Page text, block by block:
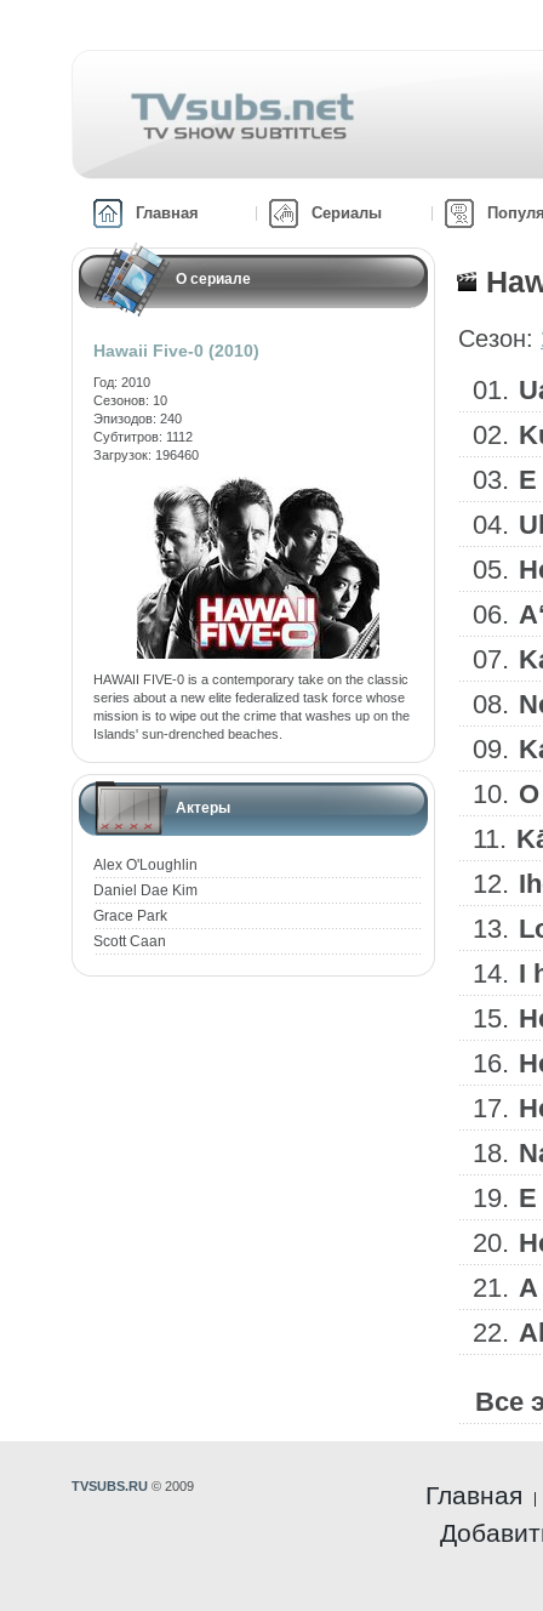
Главная Сериалы
О сериале
Hawaii Five-0 (2010)
Год: 2010
Сезонов: 10
Эпизодов: 240
Субтитров: 1112
Загрузок: 196460
HAWAII FIVE-0 is a contemporary take on the classic
series about a new elite federalized task force whose
mission is to wipe out the crime that washes up on the
Islands' sun-drenched beaches.
Актеры
Alex O'Loughlin
Daniel Dae Kim
Grace Park
Scott Caan
Сезон:
01.
02.
03.
04.
05.
06.
07.
08.
09.
10.
11.
12.
13.
14. I
15.
16.
17.
18.
19.
20.
21. A
22.
Все
Главная
TVSUBS.RU © 2009